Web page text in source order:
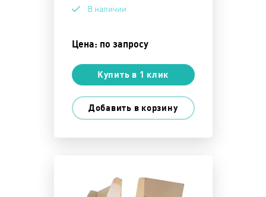
В наличии
Цена: по запросу
Купить в 1 клик
Добавить в корзину